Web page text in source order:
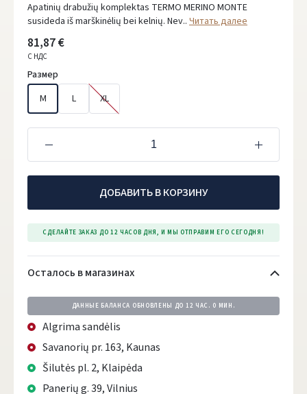
Apatinių drabužių komplektas TERMO MERINO MONTE
susideda iš marškinėlių bei kelnių. Nev.. Читать далее
81,87 €
С НДС
Размер
M
L XL
ДОБАВИТЬ В КОРЗИНУ
СДЕЛАЙТЕ ЗАКАЗ ДО 12 ЧАСОВ ДНЯ, И МЫ ОТПРАВИМ ЕГО СЕГОДНЯ!
Осталось в магазинах
ДАННЫЕ БАЛАНСА ОБНОВЛЕНЫ ДО 12 ЧАС. 0 МИН.
Algrima sandėlis
Savanorių pr. 163, Kaunas
Šilutės pl. 2, Klaipėda
Panerių g. 39, Vilnius